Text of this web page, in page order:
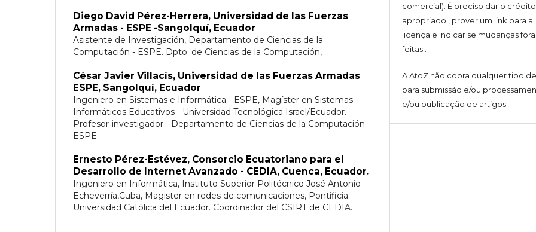
Diego David Pérez-Herrera, Universidad de las Fuerzas
Armadas - ESPE -Sangolquí, Ecuador
Asistente de Investigación, Departamento de Ciencias de la
Computación - ESPE. Dpto. de Ciencias de la Computación,
César Javier Villacís, Universidad de las Fuerzas Armadas
ESPE, Sangolquí, Ecuador
Ingeniero en Sistemas e Informática - ESPE, Magíster en Sistemas
Informáticos Educativos - Universidad Tecnológica Israel/Ecuador.
Profesor-investigador - Departamento de Ciencias de la Computación -
ESPE.
Ernesto Pérez-Estévez, Consorcio Ecuatoriano para el
Desarrollo de Internet Avanzado - CEDIA, Cuenca, Ecuador.
Ingeniero en Informática, Instituto Superior Politécnico José Antonio
Echeverría,Cuba, Magister en redes de comunicaciones, Pontificia
Universidad Católica del Ecuador. Coordinador del CSIRT de CEDIA.
comercial). É preciso dar o crédito
apropriado , prover um link para a
licença e indicar se mudanças
feitas .
A AtoZ não cobra qualquer tipo
para submissão e/ou
e/ou publicação de artigos.